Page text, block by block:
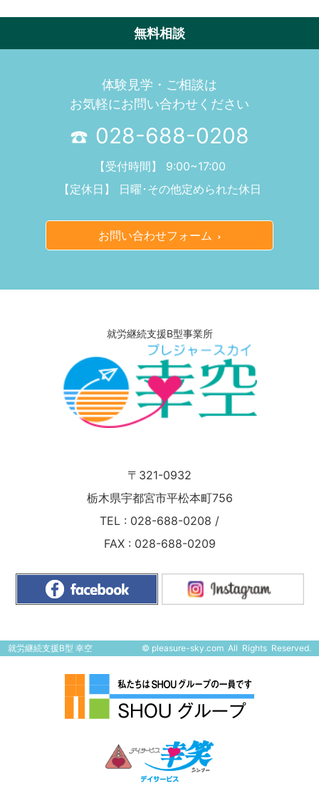
無料相談
体験見学・ご相談は
お気軽にお問い合わせください
028-688-0208
【受付時間】 9:00~17:00
【定休日】 日曜･その他定められた休日
お問い合わせフォーム
就労継続支援B型事業所
〒321-0932
栃木県宇都宮市平松本町756
TEL : 028-688-0208 /
FAX : 028-688-0209
就労継続支援B型 幸空 © pleasure-sky.comAll Rights Reserved.